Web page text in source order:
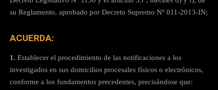
su Reglamento, aprobado por Decreto Supremo Nº 011-2013-IN;
ACUERDA:
1. Establecer el procedimiento de las notificaciones a los
investigados en sus domicilios procesales físicos o electrónicos,
conforme a los fundamentos precedentes, precisándose que: